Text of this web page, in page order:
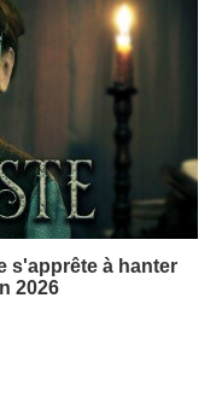
s'apprête à hanter
2026